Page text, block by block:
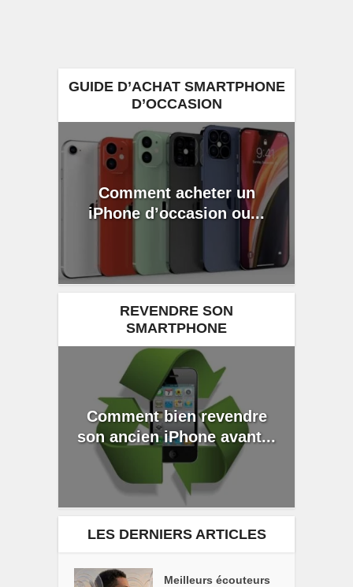
GUIDE D’ACHAT SMARTPHONE
D’OCCASION
Comment acheter un
iPhone d’occasion ou...
REVENDRE SON
SMARTPHONE
Comment bien revendre
son ancien iPhone avant...
LES DERNIERS ARTICLES
Meilleurs écouteurs